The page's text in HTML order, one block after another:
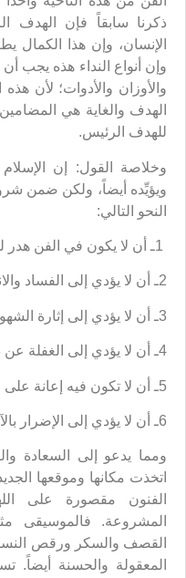
ذكرنا سابقاً فإن الهدف
الإنسان، وإن هذا الكمال
وإن أنواع النداء هذه يجب أن
والأوزان والأدوات؛ لأن
الهدف والغاية هي المضامين
للهدف الرئيس.
وخلاصة القول: إن
ويؤيِّده أيضاً، ولكن ضمن
النحو التالي:
2ـ أن لا يؤدي إلى الفساد والانحراف.
3ـ أن لا يؤدي إلى إثارة الشهوة وغلبة هوى النفس.
4ـ أن لا يؤدي إلى الغفلة عن ذكر الله عز وجل.
5ـ أن لا تكون فيه إعانة على الظلم وللظالم.
6ـ أن لا يؤدي إلى الإضرار بالآخرين.
ومما يدعو إلى السعادة
اتخذت مكانها وموقعها
الفنون مقصورة على
المشروعة. فالموسيقى
القصف والسكر ورقص
المعقولة والحسنة أيضاً.